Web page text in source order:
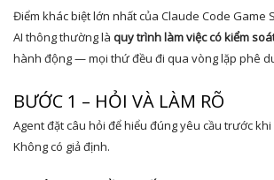
Điểm khác biệt lớn nhất của Claude Code Game
AI thông thường là quy trình làm việc có kiểm
hành động — mọi thứ đều đi qua vòng lặp phê
BƯỚC 1 – HỎI VÀ LÀM RÕ
Agent đặt câu hỏi để hiểu đúng yêu cầu trước khi
Không có giả định.